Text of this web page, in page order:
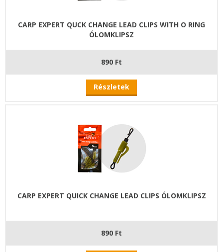
CARP EXPERT QUCK CHANGE LEAD CLIPS WITH O RING
ÓLOMKLIPSZ
890 Ft
Részletek
CARP EXPERT QUICK CHANGE LEAD CLIPS ÓLOMKLIPSZ
890 Ft